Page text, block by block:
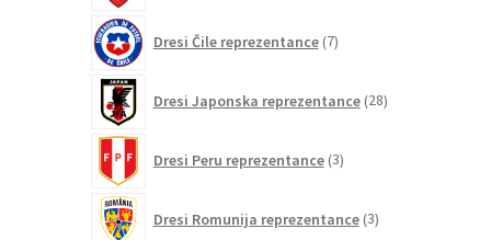
Dresi Čile reprezentance 7izdelkov
Dresi Japonska reprezentance 28izdelkov
Dresi Peru reprezentance 3izdelki
Dresi Romunija reprezentance 3izdelki